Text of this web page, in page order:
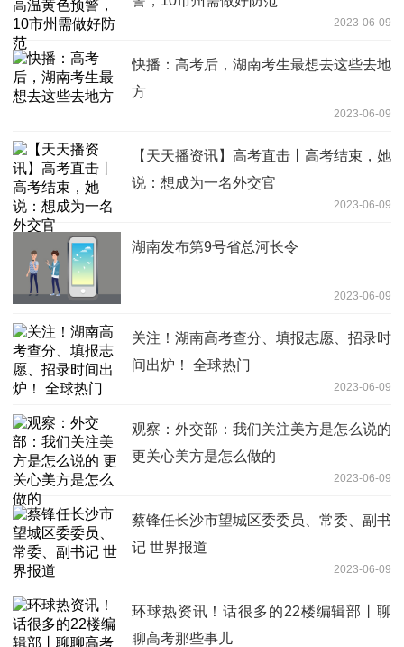
2023-06-09
快播：高考后，湖南考生最想去这些去地
方
2023-06-09
【天天播资讯】高考直击丨高考结束，她
说：想成为一名外交官
2023-06-09
湖南发布第9号省总河长令
2023-06-09
关注！湖南高考查分、填报志愿、招录时
间出炉！ 全球热门
2023-06-09
观察：外交部：我们关注美方是怎么说的
更关心美方是怎么做的
2023-06-09
蔡锋任长沙市望城区委委员、常委、副书
记 世界报道
2023-06-09
环球热资讯！话很多的22楼编辑部丨聊
聊高考那些事儿